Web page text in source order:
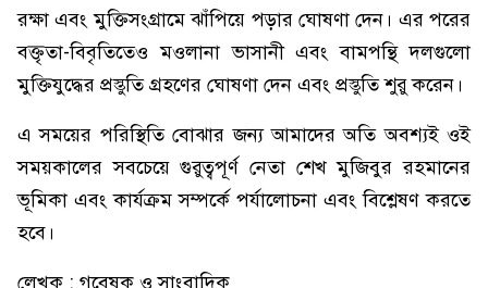
রক্ষা এবং মুক্তিসংগ্রামে ঝাঁপিয়ে পড়ার ঘোষণা দেন। এর পরের
বক্তৃতা-বিবৃতিতেও মওলানা ভাসানী এবং বামপন্থি দলগুলো
মুক্তিযুদ্ধের প্রস্তুতি গ্রহণের ঘোষণা দেন এবং প্রস্তুতি শুরু করেন।
এ সময়ের পরিস্থিতি বোঝার জন্য আমাদের অতি অবশ্যই ওই
সময়কালের সবচেয়ে গুরুত্বপূর্ণ নেতা শেখ মুজিবুর রহমানের
ভূমিকা এবং কার্যক্রম সম্পর্কে পর্যালোচনা এবং বিশ্লেষণ করতে
হবে।
লেখক : গবেষক ও সাংবাদিক